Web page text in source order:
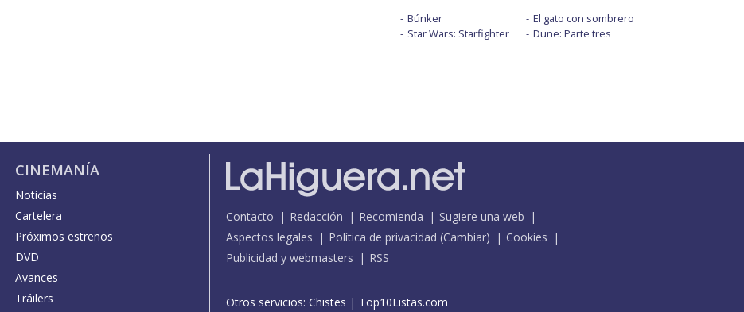
Búnker
Star Wars: Starfighter
El gato con sombrero
Dune: Parte tres
CINEMANÍA
Noticias
Cartelera
Próximos estrenos
DVD
Avances
Tráilers
Contacto Redacción Recomienda
Sugiere una web
Aspectos legales
Política de privacidad (Cambiar)
Cookies
Publicidad y webmasters
RSS
Otros servicios: Chistes | Top10Listas.com